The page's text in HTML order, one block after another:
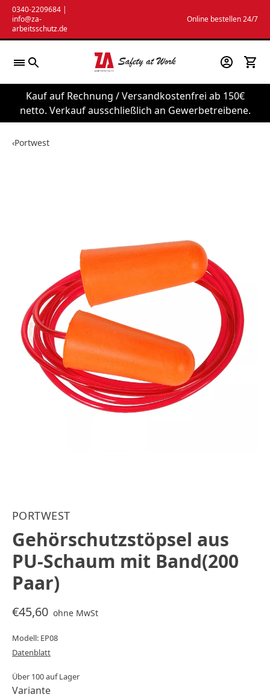
Zum
Inhalt
springen
0340-2209684 |
info@za-
arbeitsschutz.de
Online bestellen 24/7
Kauf auf Rechnung / Versandkostenfrei ab 150€
netto. Verkauf ausschließlich an Gewerbetreibene.
‹Portwest
PORTWEST
Gehörschutzstöpsel aus
PU-Schaum mit Band(200
Paar)
€45,60 ohne MwSt
Modell: EP08
Datenblatt
Über 100 auf Lager
Variante